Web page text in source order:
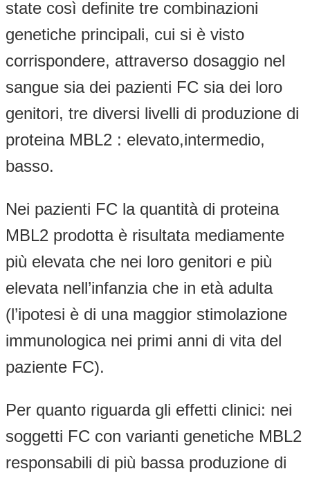
state così definite tre combinazioni
genetiche principali, cui si è visto
corrispondere, attraverso dosaggio nel
sangue sia dei pazienti FC sia dei loro
genitori, tre diversi livelli di produzione di
proteina MBL2 : elevato,intermedio,
basso.
Nei pazienti FC la quantità di proteina
MBL2 prodotta è risultata mediamente
più elevata che nei loro genitori e più
elevata nell’infanzia che in età adulta
(l’ipotesi è di una maggior stimolazione
immunologica nei primi anni di vita del
paziente FC).
Per quanto riguarda gli effetti clinici: nei
soggetti FC con varianti genetiche MBL2
responsabili di più bassa produzione di